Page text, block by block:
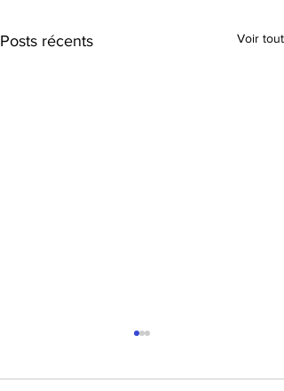
Posts récents Voir tout